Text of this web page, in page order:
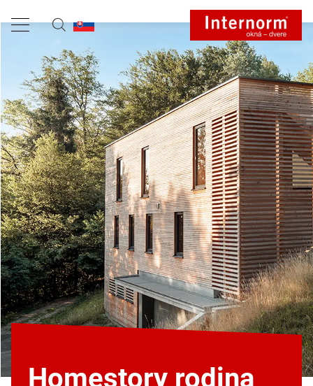
Homestory rodina